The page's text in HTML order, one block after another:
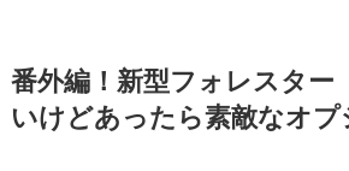
番外編！新型フォレスター
いけどあったら素敵なオプ